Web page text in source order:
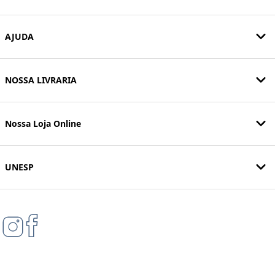
AJUDA
NOSSA LIVRARIA
Nossa Loja Online
UNESP